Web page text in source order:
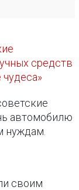
средств
автомобилю
нуждам.
своим